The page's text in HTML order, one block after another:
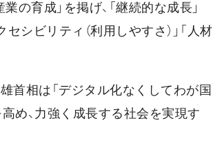
の育成」を掲げ、「継続的な成長」
シビリティ（利用しやすさ）」「人材
首相は「デジタル化なくしてわが国
め、力強く成長する社会を実現す